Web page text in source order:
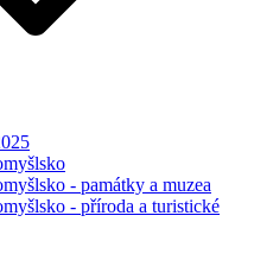
- památky a muzea
- příroda a turistické